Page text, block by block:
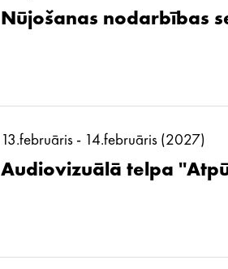
Nūjošanas nodarbības
13.februāris - 14.februāris (2027)
Audiovizuālā telpa